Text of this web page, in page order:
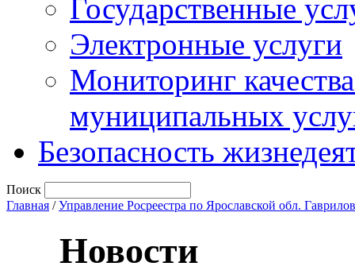
Государственные
Электронные услуги
Мониторинг
муниципальных
Безопасность
Поиск
Главная /Управление Росреестра по Ярославской обл.
Новости